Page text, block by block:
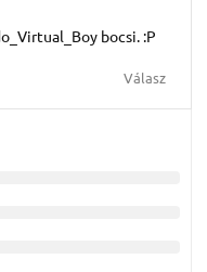
bocsi. :P
Válasz